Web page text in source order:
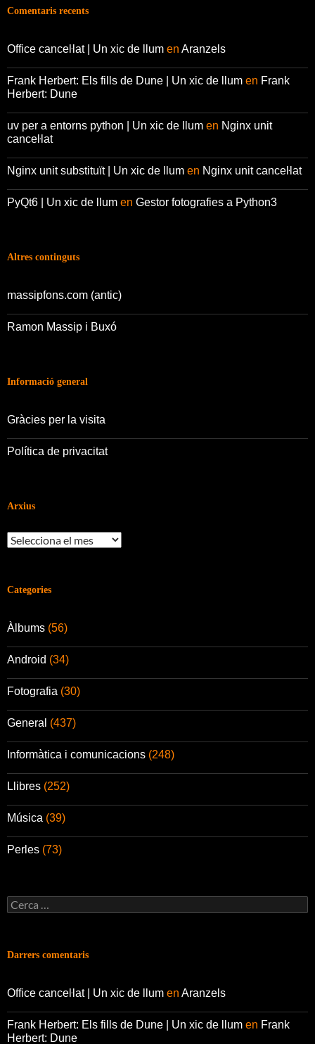
Comentaris recents
Office canceŀlat | Un xic de llum en Aranzels
Frank Herbert: Els fills de Dune | Un xic de llum en Frank
Herbert: Dune
uv per a entorns python | Un xic de llum en Nginx unit
canceŀlat
Nginx unit substituït | Un xic de llum en Nginx unit canceŀlat
PyQt6 | Un xic de llum en Gestor fotografies a Python3
Altres continguts
massipfons.com (antic)
Ramon Massip i Buxó
Informació general
Gràcies per la visita
Política de privacitat
Arxius
Arxius
Categories
Àlbums (56)
Android (34)
Fotografia (30)
General (437)
Informàtica i comunicacions (248)
Llibres (252)
Música (39)
Perles (73)
Cerca:
Darrers comentaris
Office canceŀlat | Un xic de llum en Aranzels
Frank Herbert: Els fills de Dune | Un xic de llum en Frank
Herbert: Dune